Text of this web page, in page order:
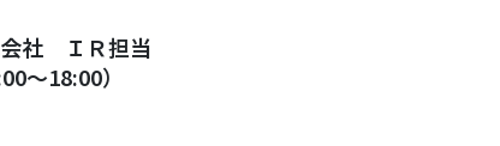
会社 ＩＲ担当
～18:00）